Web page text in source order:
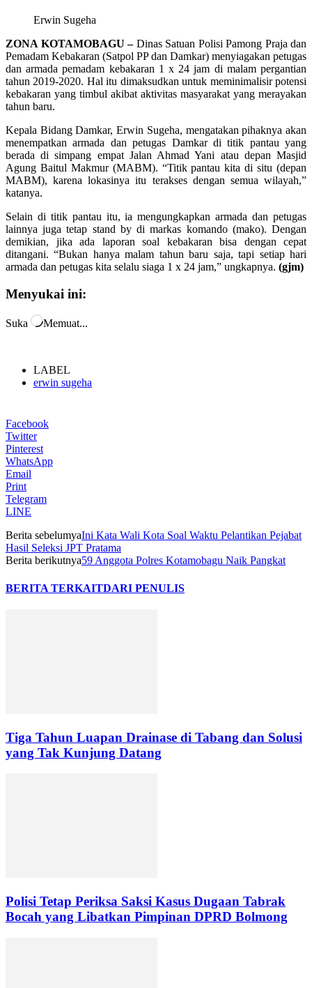
Erwin Sugeha
ZONA KOTAMOBAGU – Dinas Satuan Polisi Pamong Praja dan
Pemadam Kebakaran (Satpol PP dan Damkar) menyiagakan petugas
dan armada pemadam kebakaran 1 x 24 jam di malam pergantian
tahun 2019-2020. Hal itu dimaksudkan untuk meminimalisir potensi
kebakaran yang timbul akibat aktivitas masyarakat yang merayakan
tahun baru.
Kepala Bidang Damkar, Erwin Sugeha, mengatakan pihaknya akan
menempatkan armada dan petugas Damkar di titik pantau yang
berada di simpang empat Jalan Ahmad Yani atau depan Masjid
Agung Baitul Makmur (MABM). “Titik pantau kita di situ (depan
MABM), karena lokasinya itu terakses dengan semua wilayah,”
katanya.
Selain di titik pantau itu, ia mengungkapkan armada dan petugas
lainnya juga tetap stand by di markas komando (mako). Dengan
demikian, jika ada laporan soal kebakaran bisa dengan cepat
ditangani. “Bukan hanya malam tahun baru saja, tapi setiap hari
armada dan petugas kita selalu siaga 1 x 24 jam,” ungkapnya. (gjm)
Menyukai ini:
Suka Memuat...
LABEL
erwin sugeha
Facebook
Twitter
Pinterest
WhatsApp
Email
Print
Telegram
LINE
Berita sebelumyaIni Kata Wali Kota Soal Waktu Pelantikan Pejabat
Hasil Seleksi JPT Pratama
Berita berikutnya59 Anggota Polres Kotamobagu Naik Pangkat
BERITA TERKAITDARI PENULIS
Tiga Tahun Luapan Drainase di Tabang dan Solusi
yang Tak Kunjung Datang
Polisi Tetap Periksa Saksi Kasus Dugaan Tabrak
Bocah yang Libatkan Pimpinan DPRD Bolmong